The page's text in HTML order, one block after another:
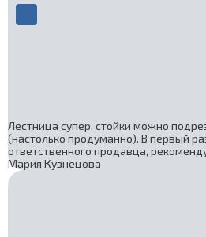
Лестница супер, стойки можно
(настолько продуманно). В первый
ответственного продавца,
Мария Кузнецова